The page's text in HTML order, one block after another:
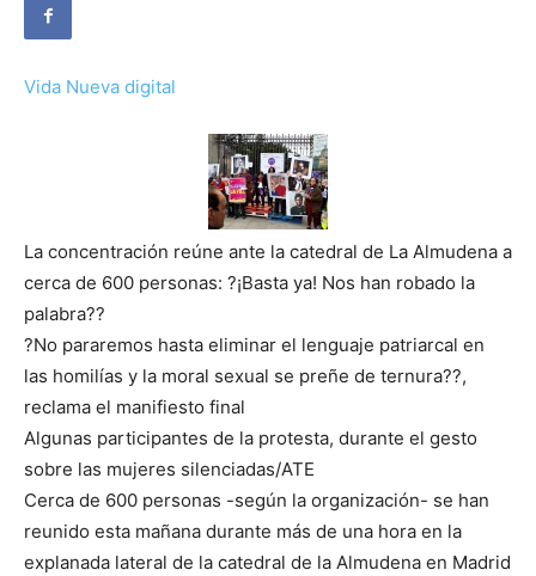
Vida Nueva digital
La concentración reúne ante la catedral de La Almudena a
cerca de 600 personas: ?¡Basta ya! Nos han robado la
palabra??
?No pararemos hasta eliminar el lenguaje patriarcal en
las homilías y la moral sexual se preñe de ternura??,
reclama el manifiesto final
Algunas participantes de la protesta, durante el gesto
sobre las mujeres silenciadas/ATE
Cerca de 600 personas -según la organización- se han
reunido esta mañana durante más de una hora en la
explanada lateral de la catedral de la Almudena en Madrid